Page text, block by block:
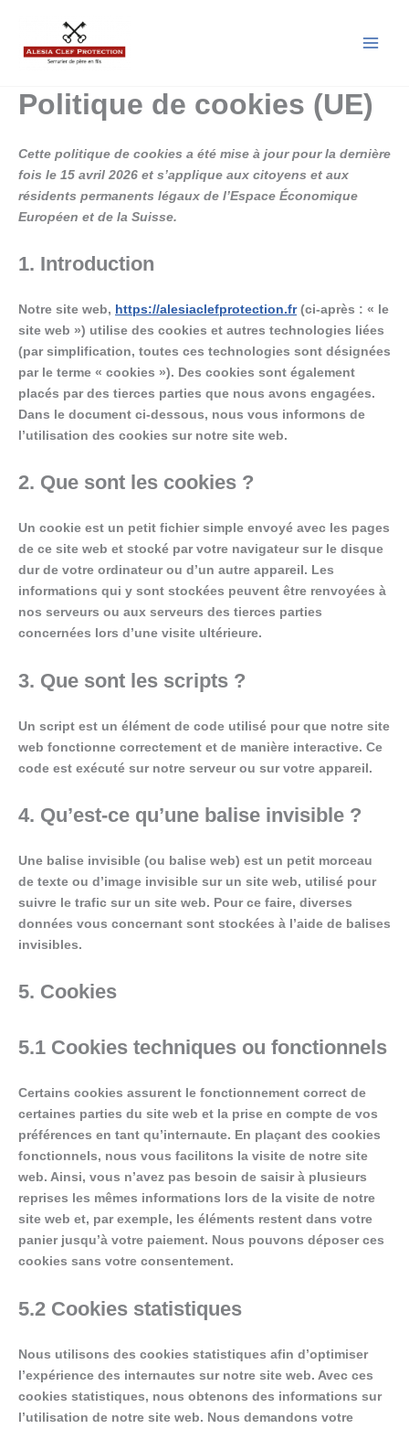
contenu
Politique de cookies (UE)
Cette politique de cookies a été mise à jour pour la dernière
fois le 15 avril 2026 et s’applique aux citoyens et aux
résidents permanents légaux de l’Espace Économique
Européen et de la Suisse.
1. Introduction
Notre site web, https://alesiaclefprotection.fr(ci-après : « le
site web ») utilise des cookies et autres technologies liées
(par simplification, toutes ces technologies sont désignées
par le terme « cookies »). Des cookies sont également
placés par des tierces parties que nous avons engagées.
Dans le document ci-dessous, nous vous informons de
l’utilisation des cookies sur notre site web.
2. Que sont les cookies ?
Un cookie est un petit fichier simple envoyé avec les pages
de ce site web et stocké par votre navigateur sur le disque
dur de votre ordinateur ou d’un autre appareil. Les
informations qui y sont stockées peuvent être renvoyées à
nos serveurs ou aux serveurs des tierces parties
concernées lors d’une visite ultérieure.
3. Que sont les scripts ?
Un script est un élément de code utilisé pour que notre site
web fonctionne correctement et de manière interactive. Ce
code est exécuté sur notre serveur ou sur votre appareil.
4. Qu’est-ce qu’une balise invisible ?
Une balise invisible (ou balise web) est un petit morceau
de texte ou d’image invisible sur un site web, utilisé pour
suivre le trafic sur un site web. Pour ce faire, diverses
données vous concernant sont stockées à l’aide de balises
invisibles.
5. Cookies
5.1 Cookies techniques ou fonctionnels
Certains cookies assurent le fonctionnement correct de
certaines parties du site web et la prise en compte de vos
préférences en tant qu’internaute. En plaçant des cookies
fonctionnels, nous vous facilitons la visite de notre site
web. Ainsi, vous n’avez pas besoin de saisir à plusieurs
reprises les mêmes informations lors de la visite de notre
site web et, par exemple, les éléments restent dans votre
panier jusqu’à votre paiement. Nous pouvons déposer ces
cookies sans votre consentement.
5.2 Cookies statistiques
Nous utilisons des cookies statistiques afin d’optimiser
l’expérience des internautes sur notre site web. Avec ces
cookies statistiques, nous obtenons des informations sur
l’utilisation de notre site web. Nous demandons votre